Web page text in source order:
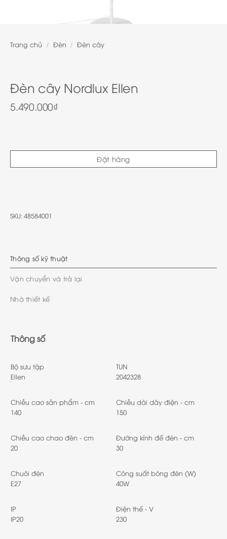
Trang chủ / Đèn / Đèn cây
Đèn cây Nordlux Ellen
5.490.000₫
Đặt hàng
SKU:48584001
Thông số kỹ thuật
Vận chuyển và trả lại
Nhà thiết kế
Thông số
Bộ sưu tập
Ellen
TUN
2042328
Chiều cao sản phẩm - cm
140
Chiều dài dây điện - cm
150
Chiều cao chao đèn - cm
20
Đường kính đế đèn - cm
30
Chuôi đèn
E27
Công suất bóng đèn (W)
40W
IP
IP20
Điện thế - V
230